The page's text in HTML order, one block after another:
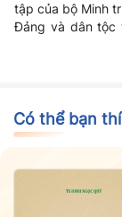
tập của bộ Minh
Đảng và dân tộc
tộc và tinh thần
giành và giữ
móng lý luận cho
Có thể bạn